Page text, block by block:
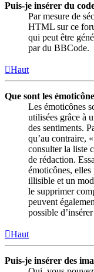
Puis-je insérer du
Par mesure de
HTML sur ce
qui peut être
par du BBCode.
Haut
Que sont les
Les émoticônes
utilisées grâce à
des sentiments.
qu’au contraire,
consulter la liste
de rédaction.
émoticônes, elles
illisible et un
le supprimer
peuvent
possible
Haut
Puis-je insérer des